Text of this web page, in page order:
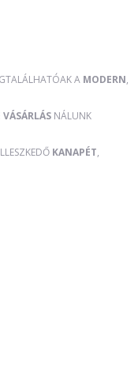
A MODERN,
NÁLUNK
KANAPÉT,